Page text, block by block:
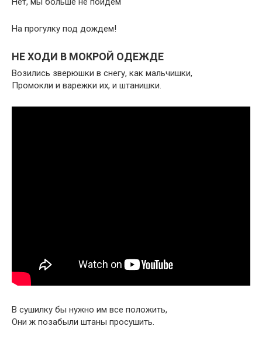
На прогулку под дождем!
НЕ ХОДИ В МОКРОЙ ОДЕЖДЕ
Возились зверюшки в снегу, как мальчишки,
Промокли и варежки их, и штанишки.
В сушилку бы нужно им все положить,
Они ж позабыли штаны просушить.